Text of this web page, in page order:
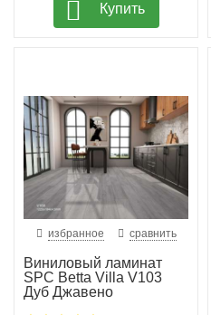
Купить
избранное сравнить
Виниловый ламинат
SPC Betta Villa V103
Дуб Джавено